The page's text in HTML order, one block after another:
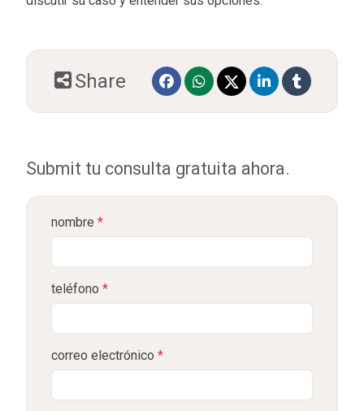
Share
Submit tu consulta gratuita ahora.
nombre *
teléfono *
correo electrónico *